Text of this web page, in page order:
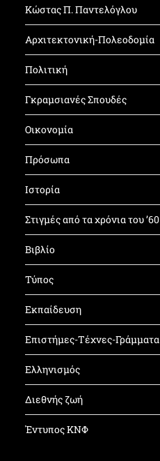
Κώστας Π. Παντελόγλου
Αρχιτεκτονική-Πολεοδομία
Πολιτική
Γκραμσιανές Σπουδές
Οικονομία
Πρόσωπα
Ιστορία
Στιγμές από τα χρόνια του ’60
Βιβλίο
Τύπος
Εκπαίδευση
Επιστήμες-Τέχνες-Γράμματα
Ελληνισμός
Διεθνής ζωή
Έντυπος ΚΝΦ